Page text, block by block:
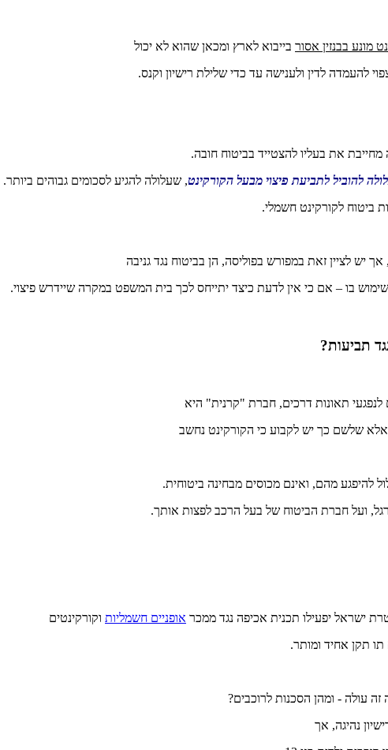
מונע בבנזין אסור בייבוא לארץ ומכאן שהוא לא יכול
להעמדה לדין ולענישה עד כדי שלילת רישיון וקנס.
את בעליו להצטייד בביטוח חובה.
להוביל לתביעת פיצוי מבעל הקורקינט, שעלולה להגיע לסכומים גבוהים ביותר.
ביטוח לקורקינט חשמלי.
יש לציין זאת במפורש בפוליסה, הן בביטוח נגד גניבה
בו – אם כי אין לדעת כיצד יתייחס לכך בית המשפט במקרה שיידרש פיצוי.
תביעות?
לנפגעי תאונות דרכים, חברת "קרנית" היא
אלא שלשם כך יש לקבוע כי הקורקינט נחשב
להיפגע מהם, ואינם מכוסים מבחינה ביטוחית.
ועל חברת הביטוח של בעל הרכב לפצות אותך.
ישראל יפעילו תכנית אכיפה נגד ממכר אופניים חשמליות וקורקינטים
תקן אחיד ומותר.
עולה - ומהן הסכנות לרוכבים?